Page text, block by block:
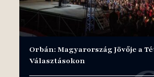
Orbán: Magyarország Jövője a
Választásokon